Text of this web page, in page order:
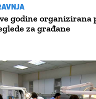
godine organizirana
za građane